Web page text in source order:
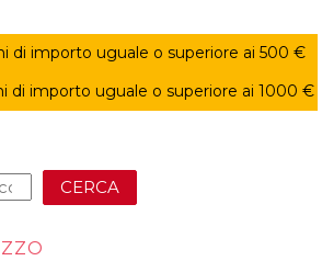
di importo uguale o superiore ai 500 €
di importo uguale o superiore ai 1000 €
CERCA